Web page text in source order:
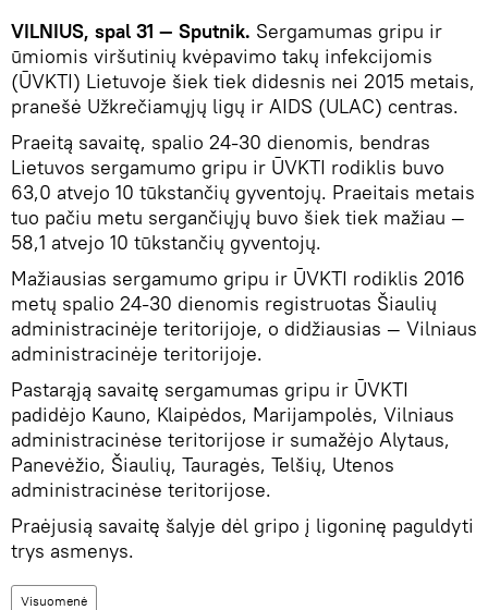
VILNIUS, spal 31 — Sputnik. Sergamumas gripu ir
ūmiomis viršutinių kvėpavimo takų infekcijomis
(ŪVKTI) Lietuvoje šiek tiek didesnis nei 2015 metais,
pranešė Užkrečiamųjų ligų ir AIDS (ULAC) centras.
Praeitą savaitę, spalio 24-30 dienomis, bendras
Lietuvos sergamumo gripu ir ŪVKTI rodiklis buvo
63,0 atvejo 10 tūkstančių gyventojų. Praeitais metais
tuo pačiu metu sergančiųjų buvo šiek tiek mažiau —
58,1 atvejo 10 tūkstančių gyventojų.
Mažiausias sergamumo gripu ir ŪVKTI rodiklis 2016
metų spalio 24-30 dienomis registruotas Šiaulių
administracinėje teritorijoje, o didžiausias — Vilniaus
administracinėje teritorijoje.
Pastarąją savaitę sergamumas gripu ir ŪVKTI
padidėjo Kauno, Klaipėdos, Marijampolės, Vilniaus
administracinėse teritorijose ir sumažėjo Alytaus,
Panevėžio, Šiaulių, Tauragės, Telšių, Utenos
administracinėse teritorijose.
Praėjusią savaitę šalyje dėl gripo į ligoninę paguldyti
trys asmenys.
Visuomenė